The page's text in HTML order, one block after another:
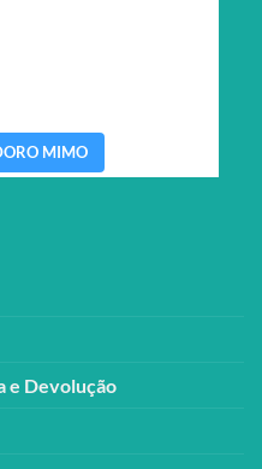
MIMO
e Devolução